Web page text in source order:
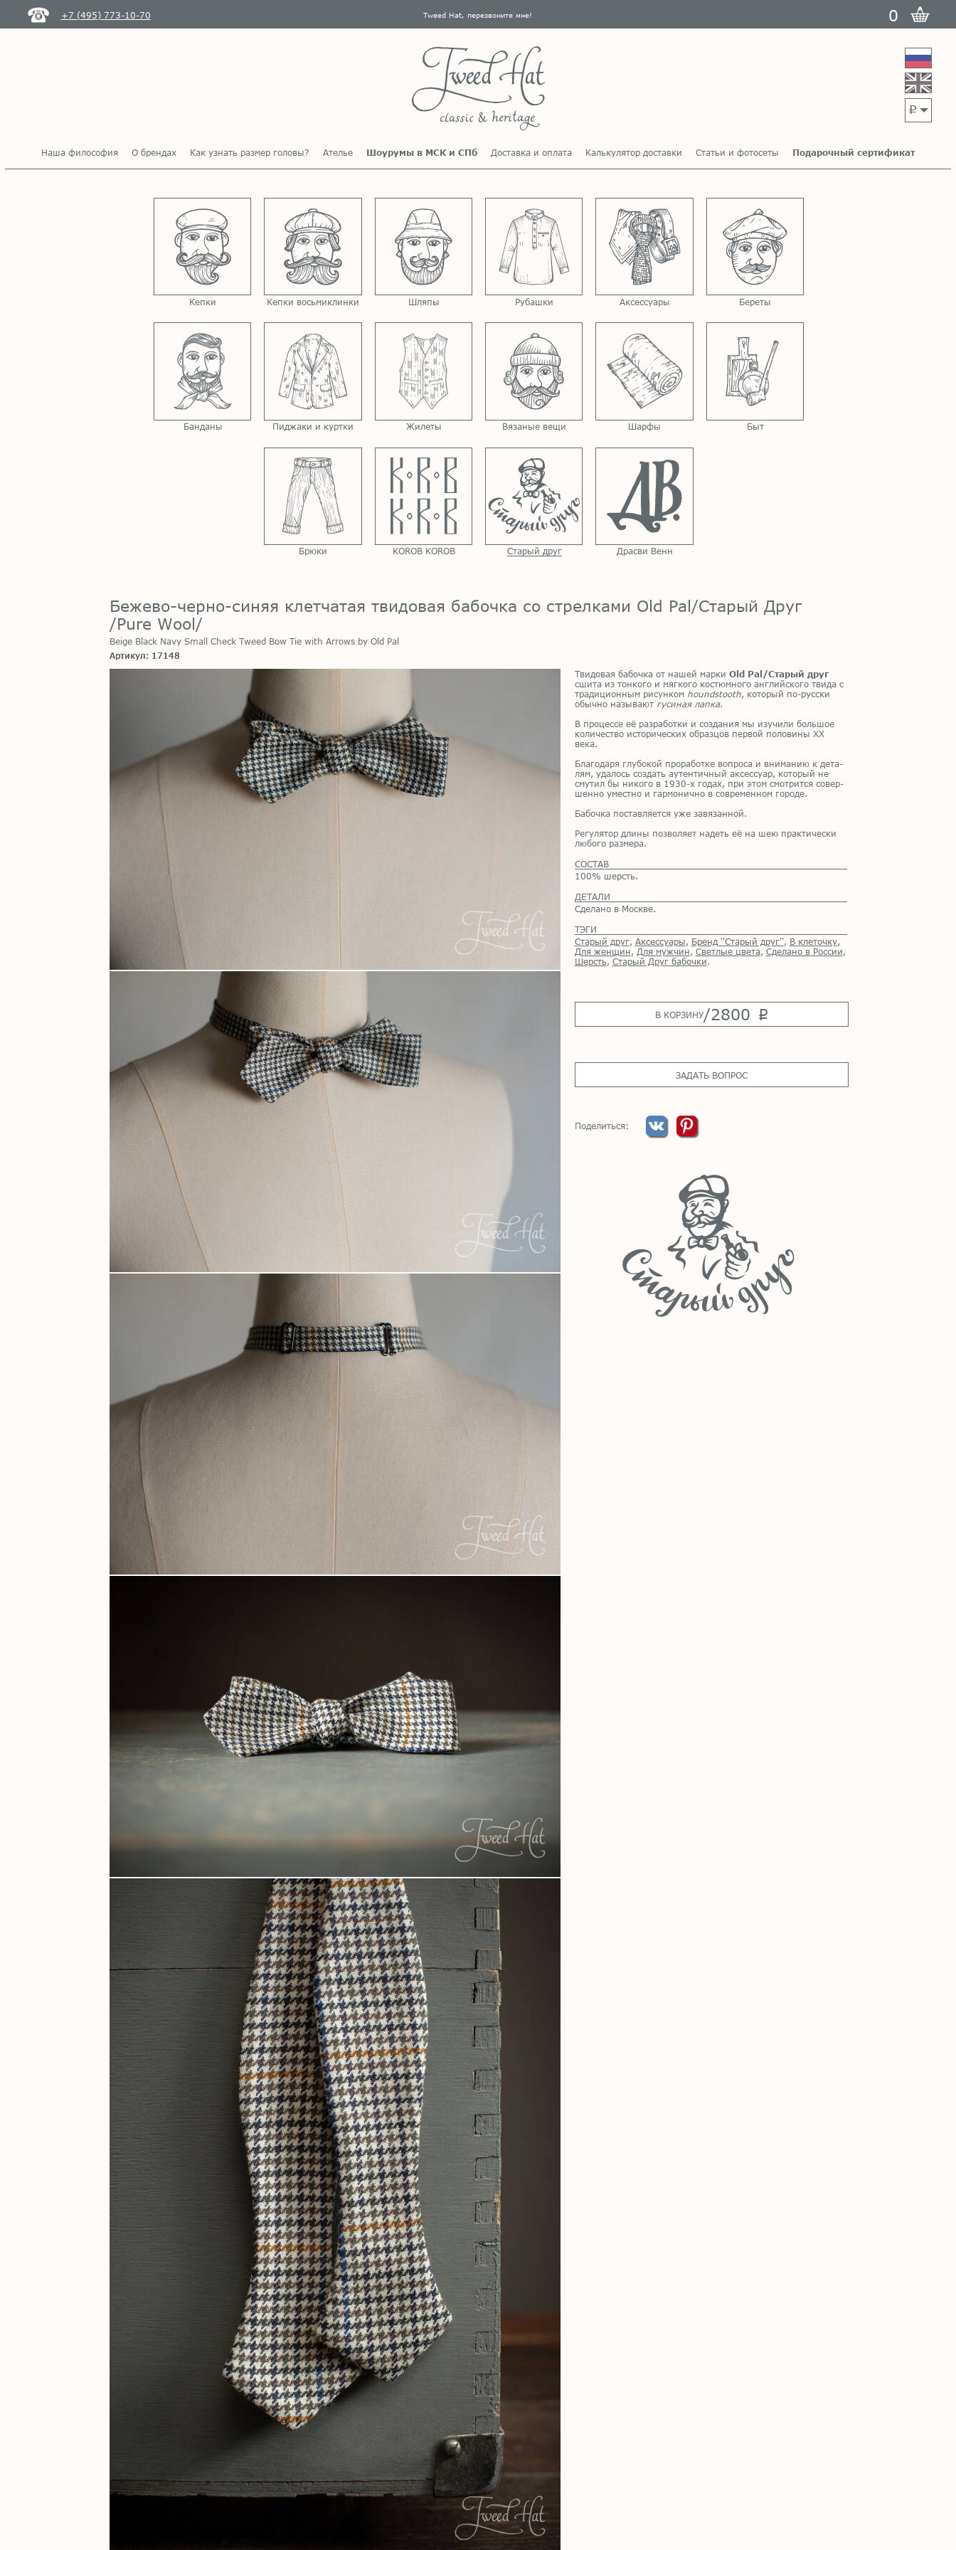
+7 (495) 773-10-70 0
Tweed Hat, перезвоните мне!
p
Наша философия О брендах Как узнать размер головы? Ателье Шоурумы в МСК и СПб Доставка и оплата Калькулятор доставки Статьи и фотосеты Подарочный сертификат
Кепки Кепки восьмиклинки Шляпы Рубашки Аксессуары Береты
Банданы Пиджаки и куртки Жилеты Вязаные вещи Шарфы Быт
Брюки KOROB KOROB Старый друг Драсви Венн
Бежево-черно-синяя клетчатая твидовая бабочка со стрелками Old Pal/Старый Друг
/Pure Wool/
Beige Black Navy Small Check Tweed Bow Tie with Arrows by Old Pal
Артикул: 17148
Тви­до­вая ба­боч­ка от на­шей мар­ки Old Pal/Старый друг
сши­та из тон­ко­го и мяг­ко­го ко­стюм­но­го ан­глий­ско­го тви­да с
тра­ди­ци­он­ным ри­сун­ком houndstooth, ко­то­рый по-рус­ски
обыч­но на­зы­ва­ют гусиная лапка.
В про­цес­се её раз­ра­бот­ки и со­зда­ния мы изу­чи­ли боль­шое
ко­ли­че­ство ис­то­ри­че­ских об­раз­цов пер­вой по­ло­ви­ны XX
века.
Бла­го­да­ря глу­бо­кой про­ра­бот­ке во­про­са и вни­ма­нию к де­та­
лям, уда­лось со­здать аутен­тич­ный ак­сес­су­ар, ко­то­рый не
сму­тил бы ни­ко­го в 1930-х го­дах, при этом смот­рит­ся со­вер­
шен­но умест­но и гар­мо­нич­но в со­вре­мен­ном го­ро­де.
Ба­боч­ка по­став­ля­ет­ся уже за­вя­зан­ной.
Ре­гу­ля­тор дли­ны поз­во­ля­ет на­деть её на шею прак­ти­че­ски
лю­бо­го раз­ме­ра.
СОСТАВ
100% шерсть.
ДЕТАЛИ
Сделано в Москве.
ТЭГИ
Старый друг, Аксессуары, Бренд ''Старый друг'', В клеточку,
Для женщин, Для мужчин, Светлые цвета, Сделано в России,
Шерсть, Старый Друг бабочки.
В КОРЗИНУ/2800 p
ЗАДАТЬ ВОПРОС
Поделиться: